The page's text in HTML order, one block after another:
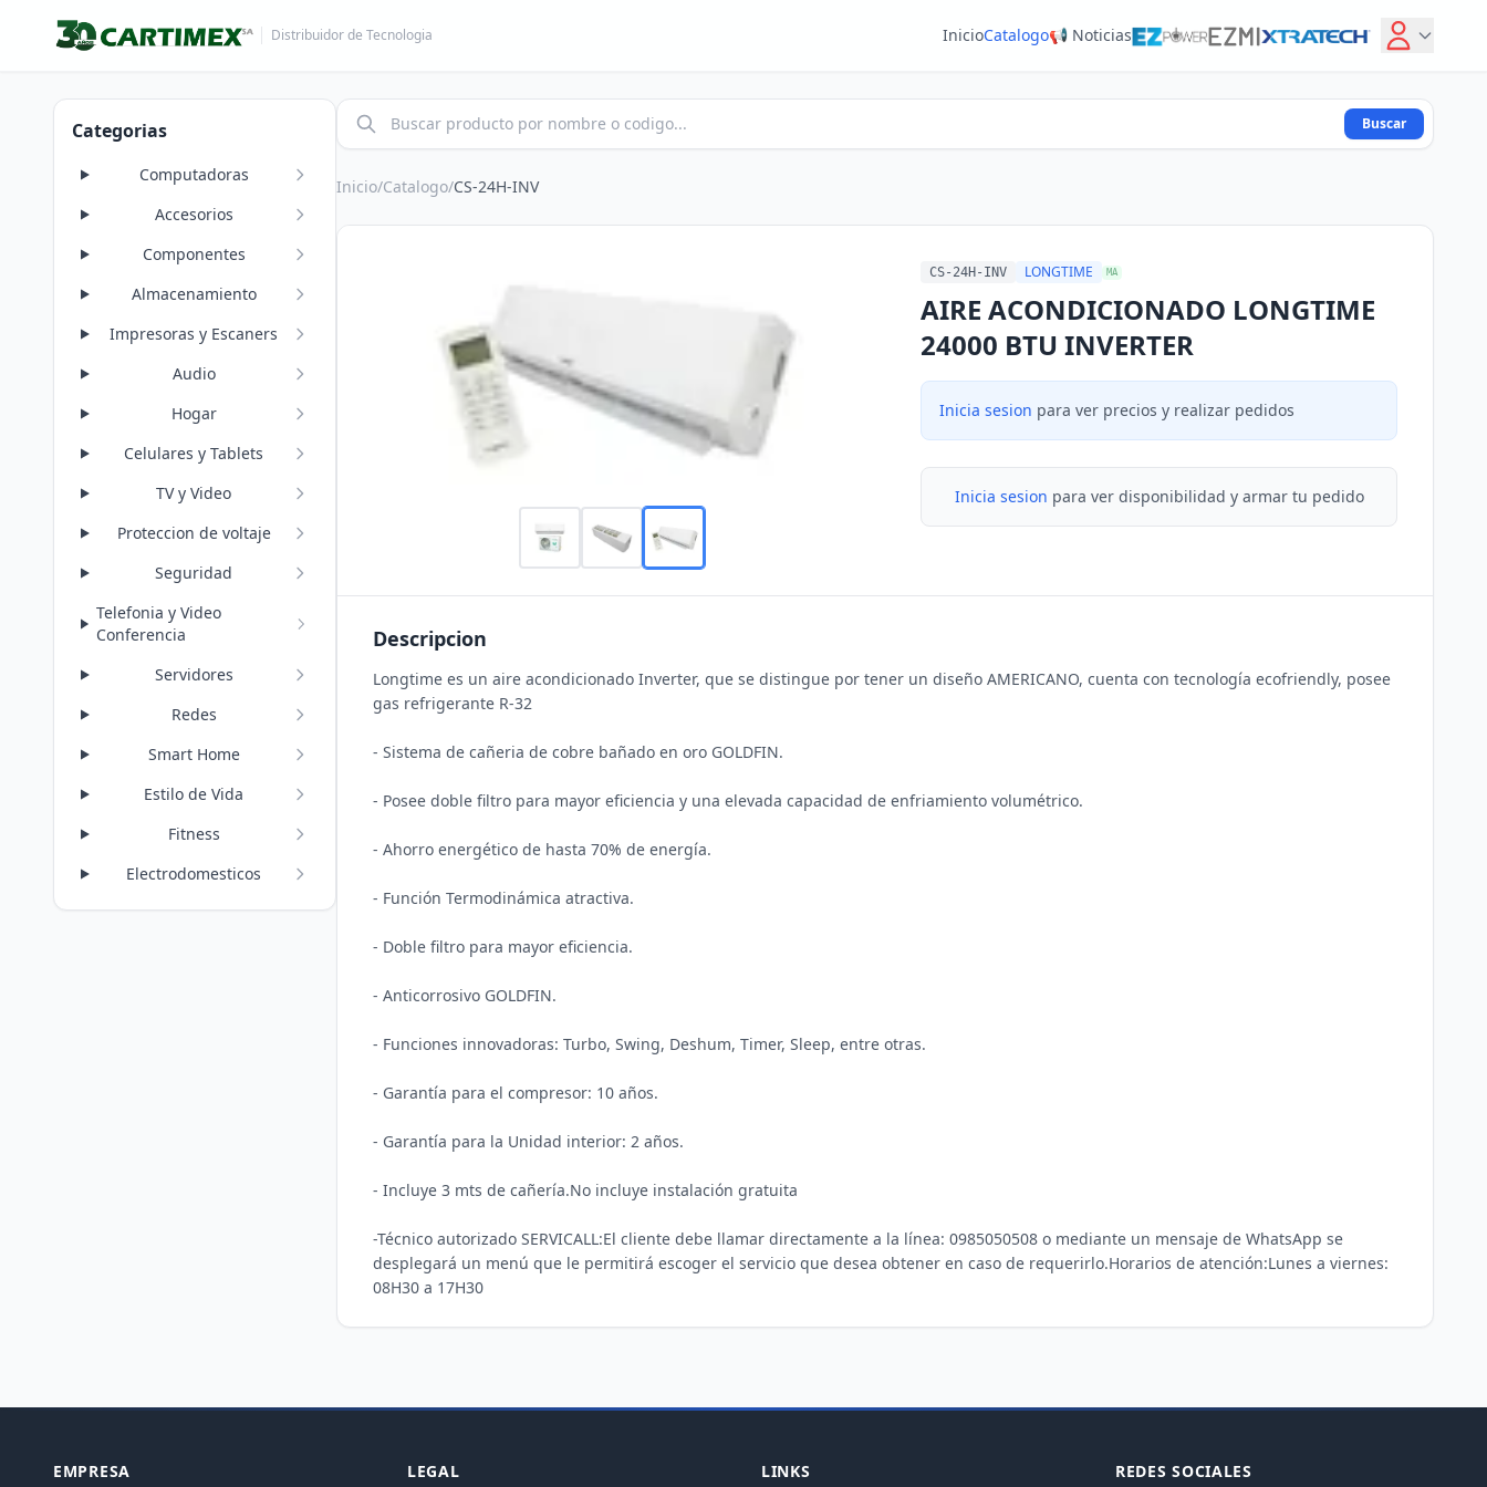
Distribuidor de Tecnologia InicioCatalogo📢 Noticias
Categorias
Computadoras
Accesorios
Componentes
Almacenamiento
Impresoras y Escaners
Audio
Hogar
Celulares y Tablets
TV y Video
Proteccion de voltaje
Seguridad
Telefonia y Video
Conferencia
Servidores
Redes
Smart Home
Estilo de Vida
Fitness
Electrodomesticos
Buscar
Inicio/Catalogo/CS-24H-INV
CS-24H-INV LONGTIME MA
AIRE ACONDICIONADO LONGTIME
24000 BTU INVERTER
Inicia sesion para ver precios y realizar pedidos
Inicia sesion para ver disponibilidad y armar tu pedido
Descripcion
Longtime es un aire acondicionado Inverter, que se distingue por tener un diseño AMERICANO, cuenta con tecnología ecofriendly, posee
gas refrigerante R-32
- Sistema de cañeria de cobre bañado en oro GOLDFIN.
- Posee doble filtro para mayor eficiencia y una elevada capacidad de enfriamiento volumétrico.
- Ahorro energético de hasta 70% de energía.
- Función Termodinámica atractiva.
- Doble filtro para mayor eficiencia.
- Anticorrosivo GOLDFIN.
- Funciones innovadoras: Turbo, Swing, Deshum, Timer, Sleep, entre otras.
- Garantía para el compresor: 10 años.
- Garantía para la Unidad interior: 2 años.
- Incluye 3 mts de cañería.No incluye instalación gratuita
-Técnico autorizado SERVICALL:El cliente debe llamar directamente a la línea: 0985050508 o mediante un mensaje de WhatsApp se
desplegará un menú que le permitirá escoger el servicio que desea obtener en caso de requerirlo.Horarios de atención:Lunes a viernes:
08H30 a 17H30
EMPRESA LEGAL LINKS REDES SOCIALES